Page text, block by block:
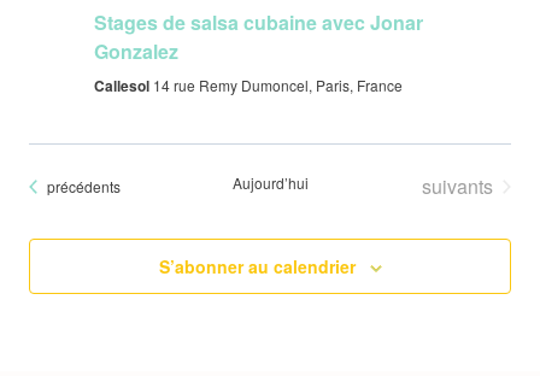
Stages de salsa cubaine avec Jonar
Gonzalez
Callesol 14 rue Remy Dumoncel, Paris, France
Évènements
précédents Aujourd’hui Évènements
suivants
S’abonner au calendrier